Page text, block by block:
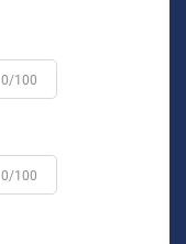
0/100
0/100